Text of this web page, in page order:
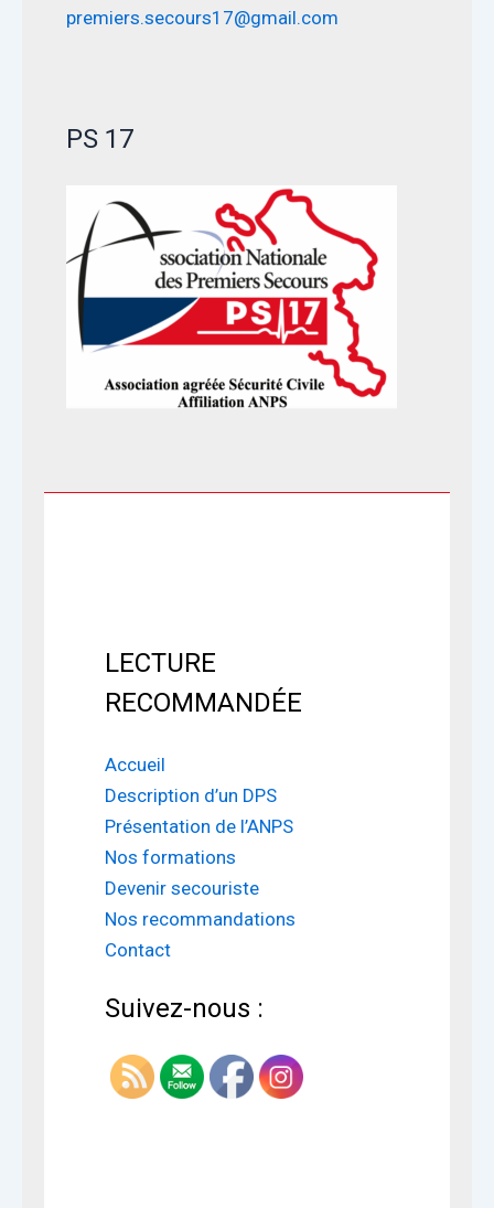
premiers.secours17@gmail.com
PS 17
LECTURE
RECOMMANDÉE
Accueil
Description d’un DPS
Présentation de l’ANPS
Nos formations
Devenir secouriste
Nos recommandations
Contact
Suivez-nous :